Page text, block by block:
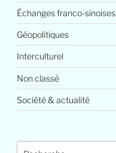
Échanges franco-sinoises
Géopolitiques
Interculturel
Non classé
Société & actualité